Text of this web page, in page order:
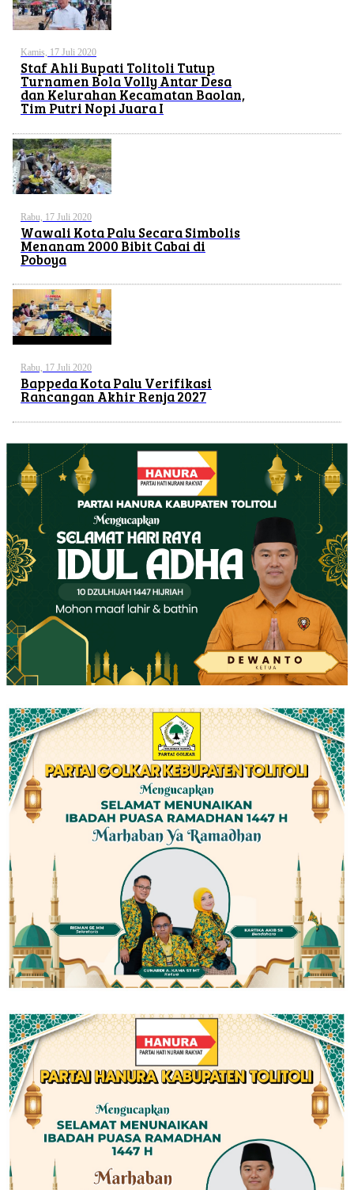
Kamis, 17 Juli 2020
Staf Ahli Bupati Tolitoli Tutup
Turnamen Bola Volly Antar Desa
dan Kelurahan Kecamatan Baolan,
Tim Putri Nopi Juara I
Rabu, 17 Juli 2020
Wawali Kota Palu Secara Simbolis
Menanam 2000 Bibit Cabai di
Poboya
Rabu, 17 Juli 2020
Bappeda Kota Palu Verifikasi
Rancangan Akhir Renja 2027